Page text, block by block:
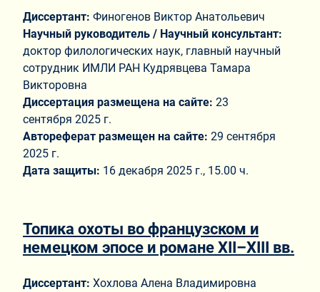
Диссертант: Финогенов Виктор Анатольевич
Научный руководитель / Научный консультант:
доктор филологических наук, главный научный
сотрудник ИМЛИ РАН Кудрявцева Тамара
Викторовна
Диссертация размещена на сайте: 23
сентября 2025 г.
Автореферат размещен на сайте: 29 сентября
2025 г.
Дата защиты: 16 декабря 2025 г., 15.00 ч.
Топика охоты во французском и
немецком эпосе и романе XII–XIII вв.
Диссертант: Хохлова Алена Владимировна